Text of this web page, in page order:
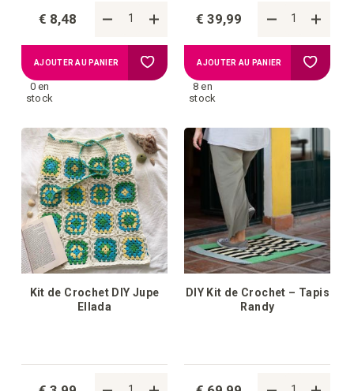
€ 8,48
0 en
stock
AJOUTER AU PANIER Ajouter
la
liste
d'achats
€ 39,99
8 en
stock
AJOUTER AU PANIER Ajouter
Kit de Crochet DIY Jupe
Ellada
DIY Kit de Crochet – Tapis
Randy